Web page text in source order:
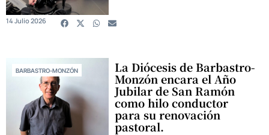
14 Julio 2026
BARBASTRO-MONZÓN La Diócesis de Barbastro-
Monzón encara el Año
Jubilar de San Ramón
como hilo conductor
para su renovación
pastoral.